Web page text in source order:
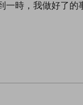
一時，我做好了的